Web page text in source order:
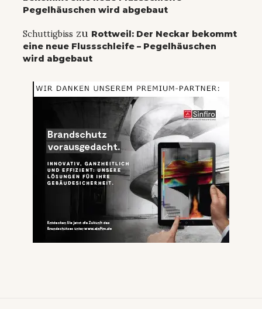
Pegelhäuschen wird abgebaut
Schuttigbiss zu Rottweil: Der Neckar bekommt
eine neue Flussschleife – Pegelhäuschen
wird abgebaut